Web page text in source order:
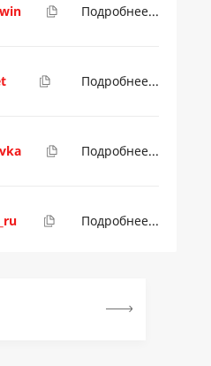
Подробнее...
Подробнее...
Подробнее...
Подробнее...